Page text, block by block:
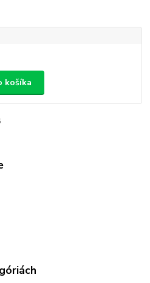
košíka